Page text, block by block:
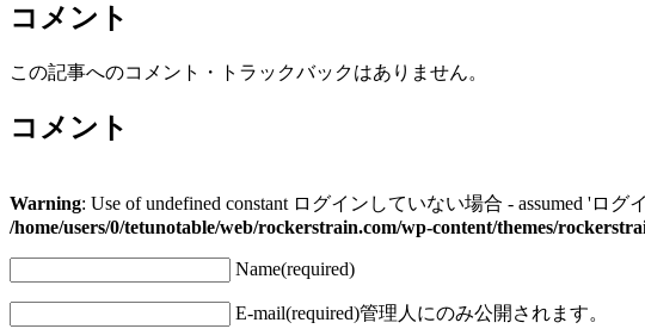
コメント
この記事へのコメント・トラックバックはありません。
コメント
Warning: Use of undefined constant ログインしていない場合 - assumed 'ロ
/home/users/0/tetunotable/web/rockerstrain.com/wp-content/themes/
Name(required)
E-mail(required)管理人にのみ公開されます。